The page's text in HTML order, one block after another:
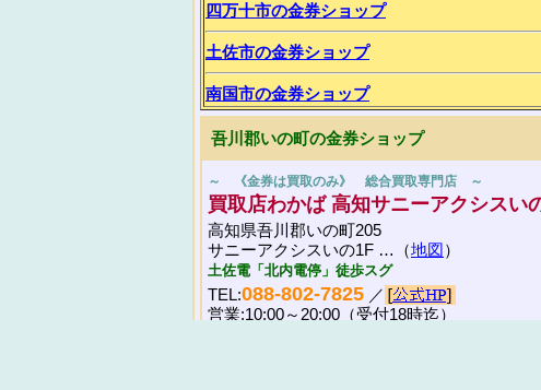
四万十市の金券ショップ
土佐市の金券ショップ
南国市の金券ショップ
吾川郡いの町の金券ショップ
～ 《金券は買取のみ》 総合買取専門店 ～
買取店わかば 高知サニーアクシスい
高知県吾川郡いの町205
サニーアクシスいの1F …（地図）
土佐電「北内電停」徒歩スグ
TEL:088-802-7825 ／
営業:10:00～20:00（受付18時迄）